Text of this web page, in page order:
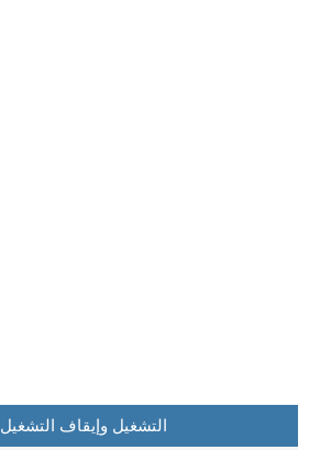
500 Auto Navigation > التشغيل وإيقاف التشغيل